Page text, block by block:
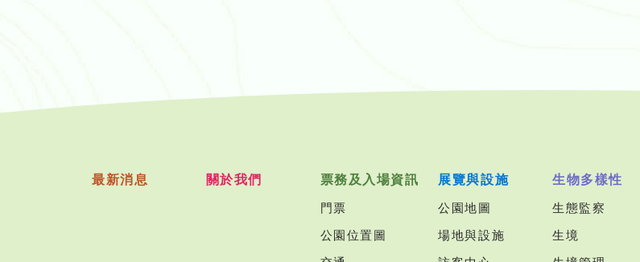
最新消息 關於我們 票務及入場資訊
門票
公園位置圖
展覽與設施
公園地圖
場地與設施
生物多樣性
生態監察
生境